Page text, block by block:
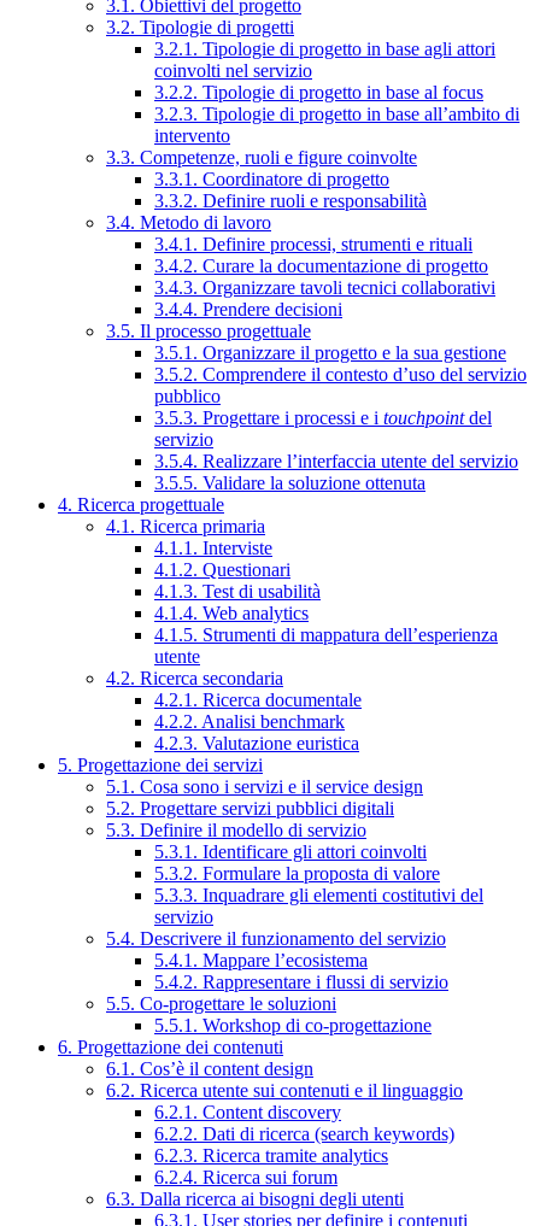
3.1. Obiettivi del progetto
3.2. Tipologie di progetti
3.2.1. Tipologie di progetto in base agli attori
coinvolti nel servizio
3.2.2. Tipologie di progetto in base al focus
3.2.3. Tipologie di progetto in base all’ambito di
intervento
3.3. Competenze, ruoli e figure coinvolte
3.3.1. Coordinatore di progetto
3.3.2. Definire ruoli e responsabilità
3.4. Metodo di lavoro
3.4.1. Definire processi, strumenti e rituali
3.4.2. Curare la documentazione di progetto
3.4.3. Organizzare tavoli tecnici collaborativi
3.4.4. Prendere decisioni
3.5. Il processo progettuale
3.5.1. Organizzare il progetto e la sua gestione
3.5.2. Comprendere il contesto d’uso del servizio
pubblico
3.5.3. Progettare i processi e i touchpointdel
servizio
3.5.4. Realizzare l’interfaccia utente del servizio
3.5.5. Validare la soluzione ottenuta
4. Ricerca progettuale
4.1. Ricerca primaria
4.1.1. Interviste
4.1.2. Questionari
4.1.3. Test di usabilità
4.1.4. Web analytics
4.1.5. Strumenti di mappatura dell’esperienza
utente
4.2. Ricerca secondaria
4.2.1. Ricerca documentale
4.2.2. Analisi benchmark
4.2.3. Valutazione euristica
5. Progettazione dei servizi
5.1. Cosa sono i servizi e il service design
5.2. Progettare servizi pubblici digitali
5.3. Definire il modello di servizio
5.3.1. Identificare gli attori coinvolti
5.3.2. Formulare la proposta di valore
5.3.3. Inquadrare gli elementi costitutivi del
servizio
5.4. Descrivere il funzionamento del servizio
5.4.1. Mappare l’ecosistema
5.4.2. Rappresentare i flussi di servizio
5.5. Co-progettare le soluzioni
5.5.1. Workshop di co-progettazione
6. Progettazione dei contenuti
6.1. Cos’è il content design
6.2. Ricerca utente sui contenuti e il linguaggio
6.2.1. Content discovery
6.2.2. Dati di ricerca (search keywords)
6.2.3. Ricerca tramite analytics
6.2.4. Ricerca sui forum
6.3. Dalla ricerca ai bisogni degli utenti
6.3.1. User stories per definire i contenuti